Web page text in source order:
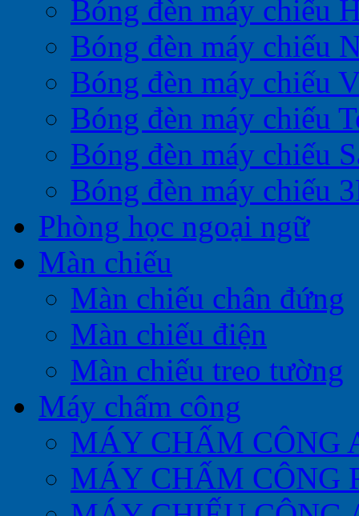
Bóng đèn máy chiếu
Bóng đèn máy chiếu
Bóng đèn máy chiếu
Bóng đèn máy chiếu
Bóng đèn máy chiếu
Bóng đèn máy chiếu
Phòng học ngoại ngữ
Màn chiếu
Màn chiếu chân đứng
Màn chiếu điện
Màn chiếu treo tường
Máy chấm công
MÁY CHẤM CÔNG
MÁY CHẤM CÔNG